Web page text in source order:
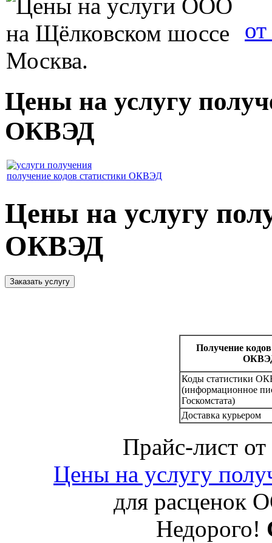
Цены на услугу
ОКВЭД
получение кодов статистики ОКВЭД
Цены на услугу
ОКВЭД
Получение
Коды статистики
(информационное
Госкомстата)
Доставка курьером
Прайс-лист
Цены на услугу
для
Недорого!